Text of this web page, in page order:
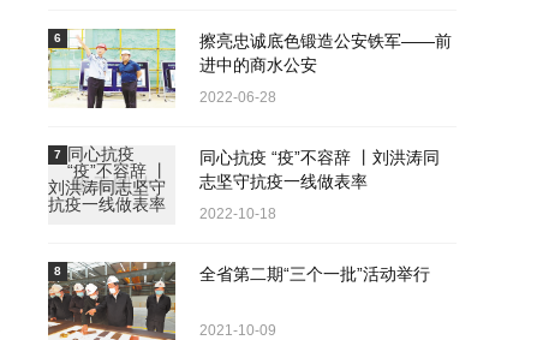
擦亮忠诚底色锻造公安铁军——前
进中的商水公安
2022-06-28
6
同心抗疫 “疫”不容辞 丨刘洪涛同
志坚守抗疫一线做表率
2022-10-18
7
全省第二期“三个一批”活动举行
2021-10-09
8